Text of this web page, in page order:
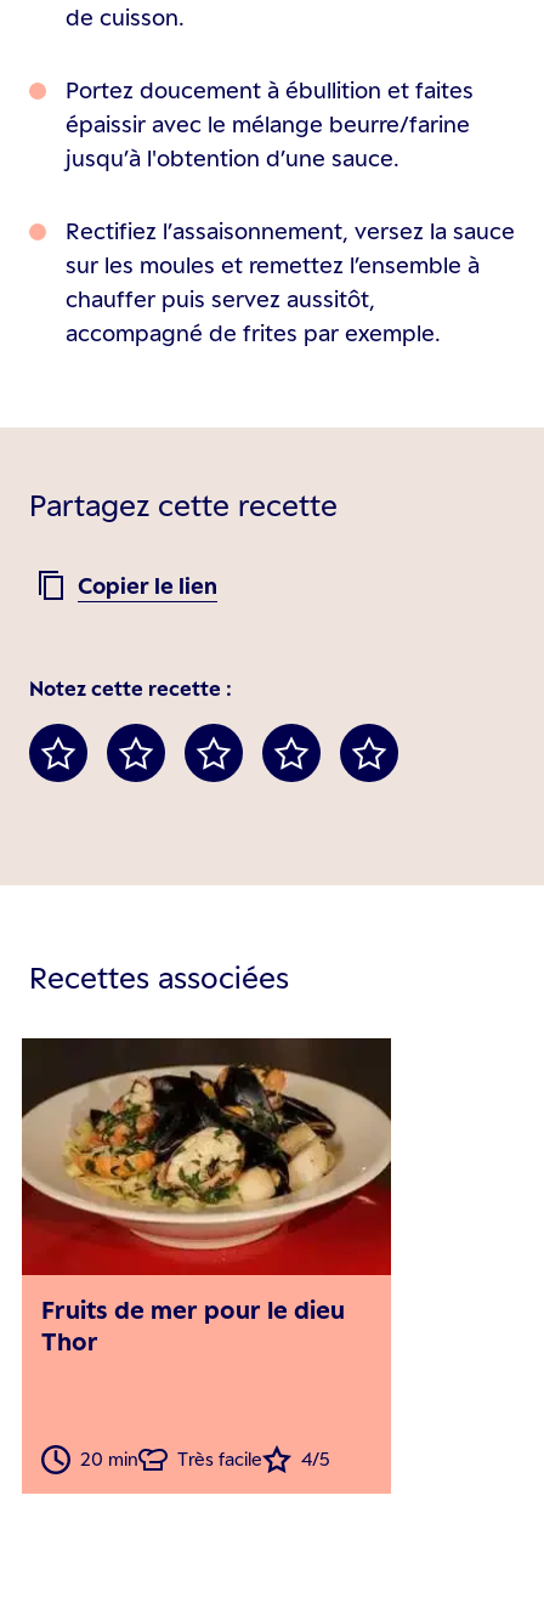
de cuisson.
Portez doucement à ébullition et faites
épaissir avec le mélange beurre/farine
jusqu’à l'obtention d’une sauce.
Rectifiez l’assaisonnement, versez la sauce
sur les moules et remettez l’ensemble à
chauffer puis servez aussitôt,
accompagné de frites par exemple.
Partagez cette recette
Copier le lien
Notez cette recette :
Recettes associées
Fruits de mer pour le dieu
Thor
20 min Très facile 4/5